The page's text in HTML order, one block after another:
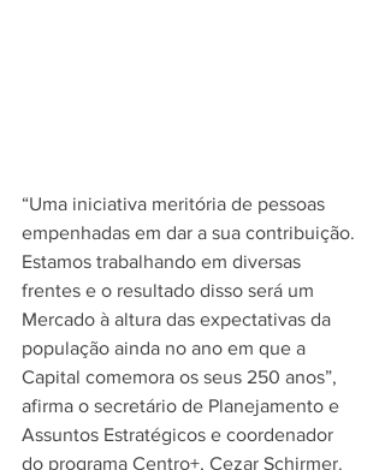
“Uma iniciativa meritória de pessoas
empenhadas em dar a sua contribuição.
Estamos trabalhando em diversas
frentes e o resultado disso será um
Mercado à altura das expectativas da
população ainda no ano em que a
Capital comemora os seus 250 anos”,
afirma o secretário de Planejamento e
Assuntos Estratégicos e coordenador
do programa Centro+, Cezar Schirmer.